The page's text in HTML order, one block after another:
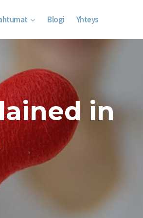
Blogi Yhteys
in